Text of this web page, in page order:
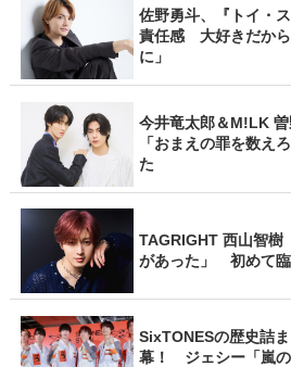
佐野勇斗、『トイ・
責任感 大好きだから
に」
今井竜太郎＆M!LK
「おまえの罪を数え
た
TAGRIGHT 西山智樹
があった」 初めて
SixTONESの歴史詰
幕！ ジェシー「嵐の